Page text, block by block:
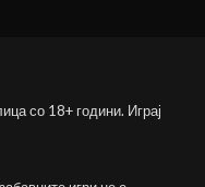
со 18+ години. Играј